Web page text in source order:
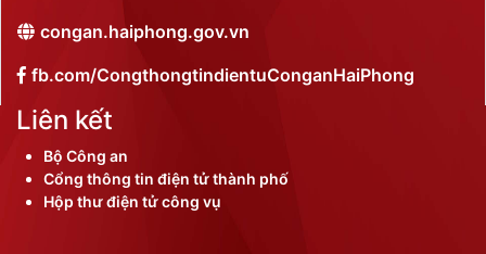
congan.haiphong.gov.vn
fb.com/CongthongtindientuConganHaiPhong
Liên kết
Bộ Công an
Cổng thông tin điện tử thành phố
Hộp thư điện tử công vụ